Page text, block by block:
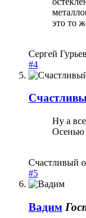
это то
Сергей
#4
Ну а
Осенью
Счастливый
#5
Вадим